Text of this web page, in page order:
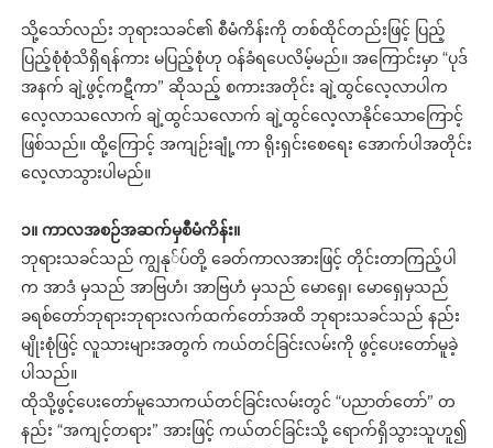
သို့သော်လည်း ဘုရားသခင်၏ စီမံကိန်းကို တစ်ထိုင်တည်းဖြင့် ပြည့်
ပြည့်စုံစုံသိရှိရန်ကား မပြည့်စုံဟု ဝန်ခံရပေလိမ့်မည်။ အကြောင်းမှာ “ပုဒ်
အနက် ချဲ့ဖွင့်ကဋီကာ” ဆိုသည့် စကားအတိုင်း ချဲ့ထွင်လေ့လာပါက
လေ့လာသလောက် ချဲ့ထွင်သလောက် ချဲ့ထွင်လေ့လာနိုင်သောကြောင့်
ဖြစ်သည်။ ထို့ကြောင့် အကျဉ်းချုံ့ကာ ရိုးရှင်းစေရေး အောက်ပါအတိုင်း
လေ့လာသွားပါမည်။
၁။ ကာလအစဉ်အဆက်မှစီမံကိန်း။
ဘုရားသခင်သည် ကျွနု်ပ်တို့ ခေတ်ကာလအားဖြင့် တိုင်းတာကြည့်ပါ
က အာဒံ မှသည် အာဗြဟံ၊ အာဗြဟံ မှသည် မောရှေ၊ မောရှေမှသည်
ခရစ်တော်ဘုရားဘုရားလက်ထက်တော်အထိ ဘုရားသခင်သည် နည်း
မျိုးစုံဖြင့် လူသားများအတွက် ကယ်တင်ခြင်းလမ်းကို ဖွင့်ပေးတော်မူခဲ့
ပါသည်။
ထိုသို့ဖွင့်ပေးတော်မူသောကယ်တင်ခြင်းလမ်းတွင် “ပညာတ်တော်” တ
နည်း “အကျင့်တရား” အားဖြင့် ကယ်တင်ခြင်းသို့ ရောက်ရှိသွားသူဟူ၍